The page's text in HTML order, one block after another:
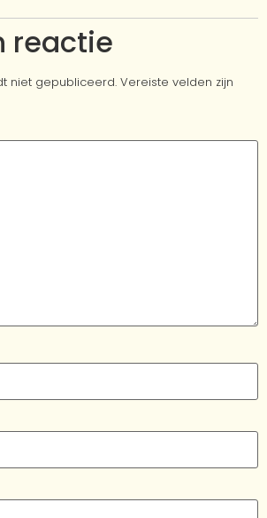
reactie
niet gepubliceerd. Vereiste velden zijn